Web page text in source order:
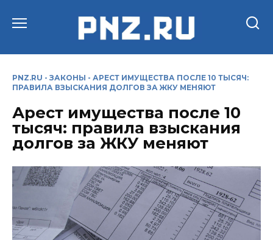
PNZ.RU - ЗАКОНЫ - АРЕСТ ИМУЩЕСТВА ПОСЛЕ 10 ТЫСЯЧ:
ПРАВИЛА ВЗЫСКАНИЯ ДОЛГОВ ЗА ЖКУ МЕНЯЮТ
Арест имущества после 10
тысяч: правила взыскания
долгов за ЖКУ меняют